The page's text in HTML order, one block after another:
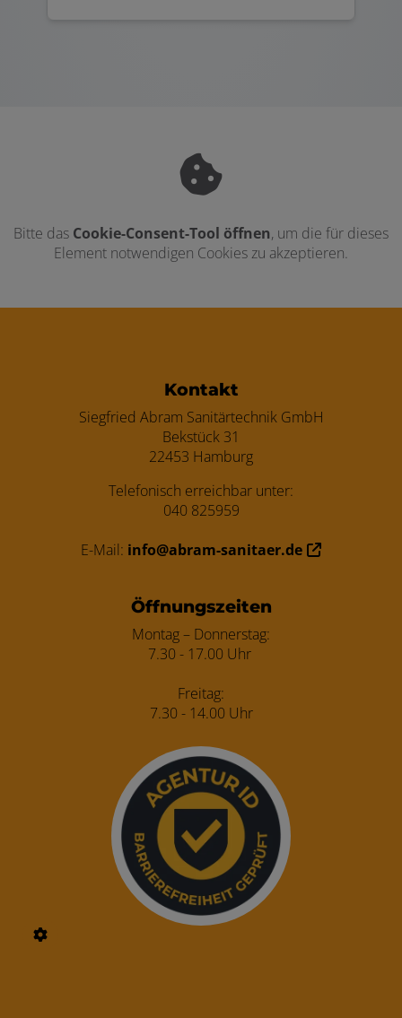
Bitte das Cookie-Consent-Tool öffnen, um die für dieses
Element notwendigen Cookies zu akzeptieren.
Kontakt
Siegfried Abram Sanitärtechnik GmbH
Bekstück 31
22453 Hamburg
Telefonisch erreichbar unter:
040 825959
E-Mail: info@abram-sanitaer.de
Öffnungszeiten
Montag – Donnerstag:
7.30 - 17.00 Uhr
Freitag:
7.30 - 14.00 Uhr